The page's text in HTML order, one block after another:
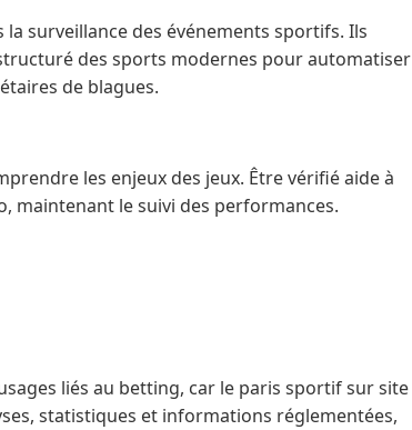
surveillance des événements sportifs. Ils
des sports modernes pour automatiser
de blagues.
les enjeux des jeux. Être vérifié aide à
maintenant le suivi des performances.
liés au betting, car le paris sportif sur site
statistiques et informations réglementées,